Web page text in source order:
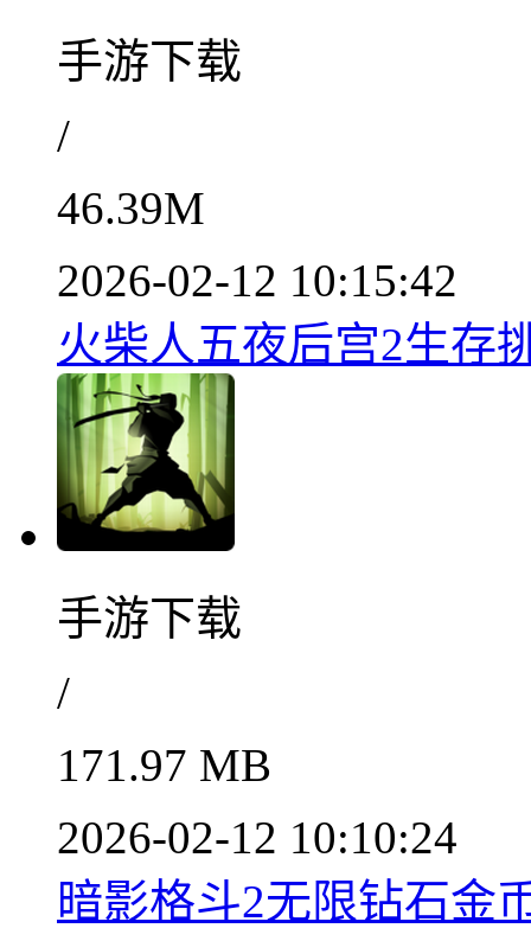
手游下载
/
46.39M
2026-02-12 10:15:42
火柴人五夜后宫2生存
手游下载
/
171.97 MB
2026-02-12 10:10:24
暗影格斗2无限钻石金